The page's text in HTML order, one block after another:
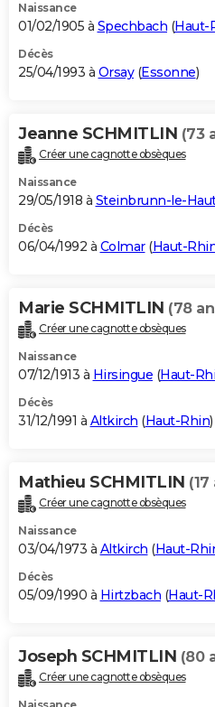
Naissance
01/02/1905 à Spechbach (Haut-
Décès
25/04/1993 à Orsay(Essonne)
Jeanne SCHMITLIN (73
Créer une cagnotte obsèques
Naissance
29/05/1918 à Steinbrunn-le-
Décès
06/04/1992 à Colmar(Haut-
Marie SCHMITLIN (78
Créer une cagnotte obsèques
Naissance
07/12/1913 à Hirsingue (Haut-
Décès
31/12/1991 à Altkirch (Haut-Rhin)
Mathieu SCHMITLIN (17
Créer une cagnotte obsèques
Naissance
03/04/1973 à Altkirch (Haut-
Décès
05/09/1990 à Hirtzbach (Haut-
Joseph SCHMITLIN (80
Créer une cagnotte obsèques